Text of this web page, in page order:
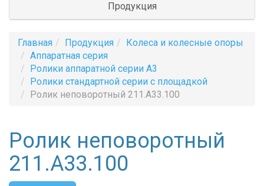
Продукция
Главная Продукция
Колеса и колесные опоры
Аппаратная серия
Ролики аппаратной серии A3
Ролики стандартной серии с площадкой
Ролик неповоротный 211.A33.100
Ролик неповоротный
211.A33.100